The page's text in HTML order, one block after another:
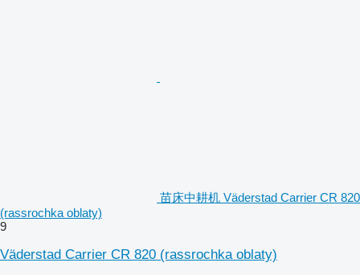
苗床中耕机 Väderstad Carrier CR 820
(rassrochka oblaty)
9
Väderstad Carrier CR 820 (rassrochka oblaty)